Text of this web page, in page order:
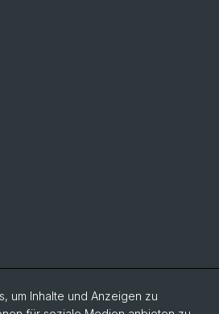
um Inhalte und Anzeigen zu